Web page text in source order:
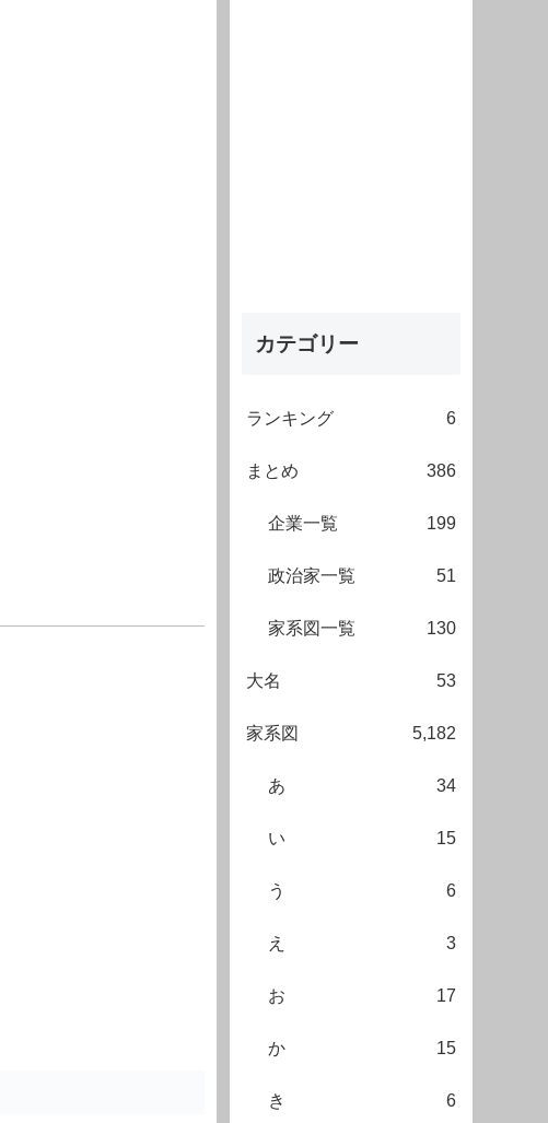
カテゴリー
ランキング 6
まとめ 386
企業一覧 199
政治家一覧 51
家系図一覧 130
大名 53
家系図 5,182
あ 34
い 15
う 6
え 3
お 17
か 15
き 6